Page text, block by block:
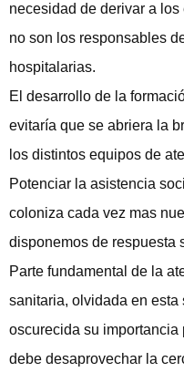
necesidad de derivar a
no son los responsables
hospitalarias.
El desarrollo de la
evitaría que se abriera la
los distintos equipos de
Potenciar la asistencia
coloniza cada vez mas
disponemos de respuesta
Parte fundamental de la
sanitaria, olvidada en
oscurecida su
debe desaprovechar la